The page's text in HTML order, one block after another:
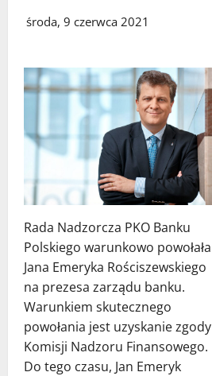
środa, 9 czerwca 2021
Rada Nadzorcza PKO Banku
Polskiego warunkowo powołała
Jana Emeryka Rościszewskiego
na prezesa zarządu banku.
Warunkiem skutecznego
powołania jest uzyskanie zgody
Komisji Nadzoru Finansowego.
Do tego czasu, Jan Emeryk